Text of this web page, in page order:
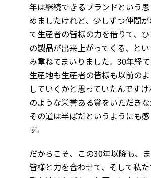
年は継続できるブランドという
めましたけれど、少しずつ仲間
て生産者の皆様の力を借りて、
の製品が出来上がってくる、と
み重ねてまいりました。30年経
生産地も生産者の皆様も以前の
していくかと思っていたんです
のような栄誉ある賞をいただき
その道は半ばだというようにも
す。
だからこそ、この30年以降も、
皆様と力を合わせて、そして私